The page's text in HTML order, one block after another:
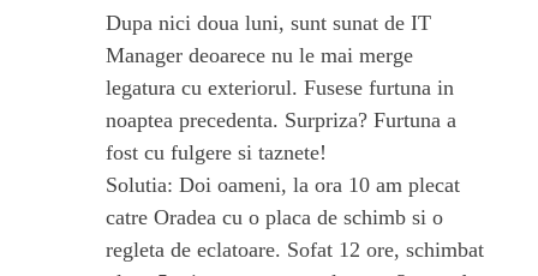
Dupa nici doua luni, sunt sunat de IT
Manager deoarece nu le mai merge
legatura cu exteriorul. Fusese furtuna in
noaptea precedenta. Surpriza? Furtuna a
fost cu fulgere si taznete!
Solutia: Doi oameni, la ora 10 am plecat
catre Oradea cu o placa de schimb si o
regleta de eclatoare. Sofat 12 ore, schimbat